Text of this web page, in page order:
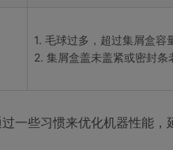
1. 毛球过多，超过集屑盒容
2. 集屑盒盖未盖紧或密封条
一些习惯来优化机器性能，